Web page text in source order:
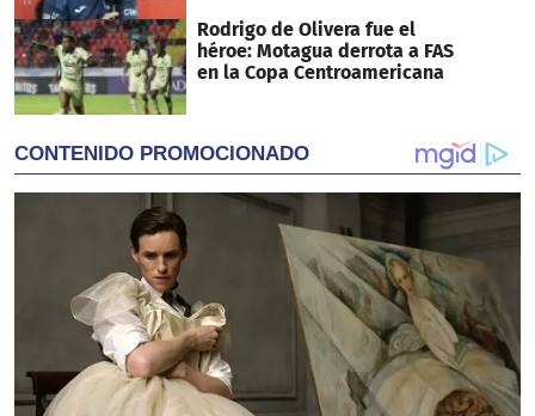
Rodrigo de Olivera fue el
héroe: Motagua derrota a FAS
en la Copa Centroamericana